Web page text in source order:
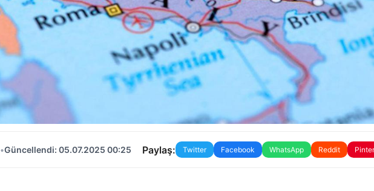
•Güncellendi: 05.07.2025 00:25 Paylaş: Twitter Facebook WhatsApp Reddit